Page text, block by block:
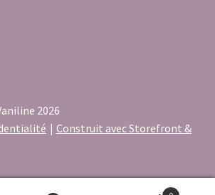
2026
Construit avec Storefront &